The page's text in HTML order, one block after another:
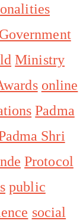
Ministry
online
Padma
Shri
Protocol
public
social